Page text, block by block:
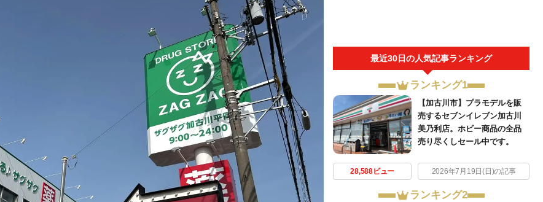
最近30日の人気記事ランキング
ランキング1
【加古川市】プラモデルを販
売するセブンイレブン加古川
美乃利店。ホビー商品の全品
売り尽くしセール中です。
28,588ビュー 2026年7月19日(日)の記事
ランキング2